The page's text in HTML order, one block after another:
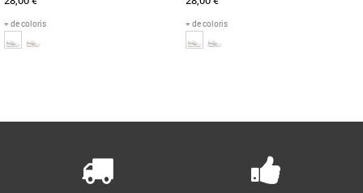
+ de coloris + de coloris